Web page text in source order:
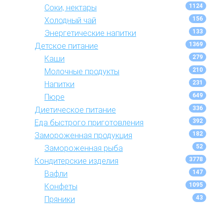
Соки, нектары 1124
Холодный чай 156
Энергетические напитки 133
Детское питание 1369
Каши 279
Молочные продукты 210
Напитки 231
Пюре 649
Диетическое питание 336
Еда быстрого приготовления 392
Замороженная продукция 182
Замороженная рыба 52
Кондитерские изделия 3778
Вафли 147
Конфеты 1095
Пряники 43